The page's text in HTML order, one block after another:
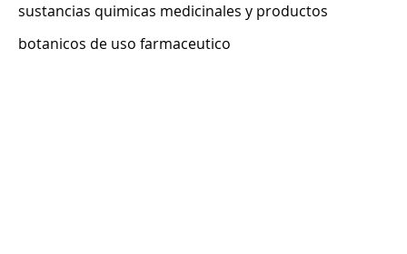
sustancias quimicas medicinales y productos
botanicos de uso farmaceutico